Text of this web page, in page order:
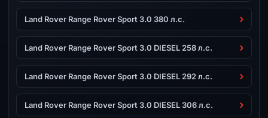
Land Rover Range Rover Sport 3.0 380 л.с.
Land Rover Range Rover Sport 3.0 DIESEL 258 л.с.
Land Rover Range Rover Sport 3.0 DIESEL 292 л.с.
Land Rover Range Rover Sport 3.0 DIESEL 306 л.с.